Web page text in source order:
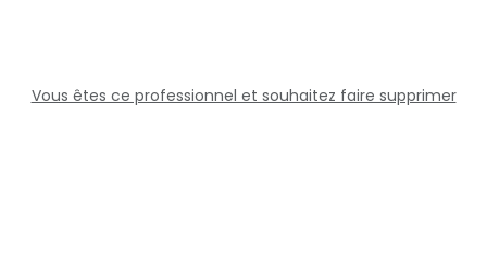
Vous êtes ce professionnel et souhaitez faire supprimer